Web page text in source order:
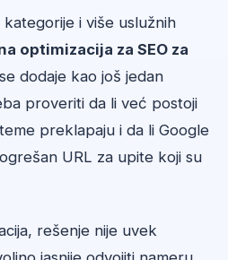
i više uslužnih
optimizacija za SEO za
dodaje kao još jedan
proveriti da li već postoji
preklapaju i da li Google
URL za upite koji su
rešenje nije uvek